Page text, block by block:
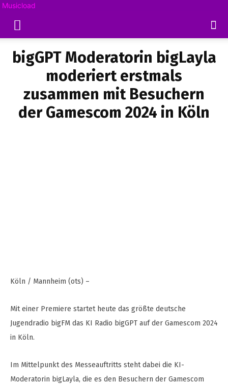
Musicload
bigGPT Moderatorin bigLayla
moderiert erstmals
zusammen mit Besuchern
der Gamescom 2024 in Köln
Köln / Mannheim (ots) –
Mit einer Premiere startet heute das größte deutsche
Jugendradio bigFM das KI Radio bigGPT auf der Gamescom 2024
in Köln.
Im Mittelpunkt des Messeauftritts steht dabei die KI-
Moderatorin bigLayla, die es den Besuchern der Gamescom